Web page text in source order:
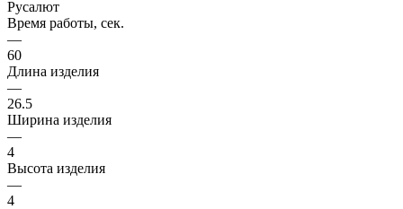
Русалют
Время работы, сек.
—
60
Длина изделия
—
26.5
Ширина изделия
—
4
Высота изделия
—
4